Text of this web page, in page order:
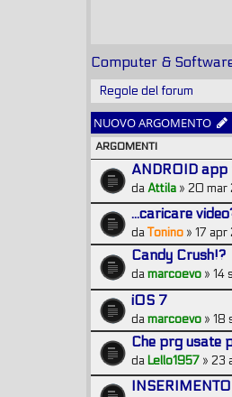
Computer &
Regole del forum
NUOVO ARGOMENTO
ARGOMENTI
ANDROID app
daAttila » 20 mar
...caricare
daTonino » 17
Candy Crush!?
damarcoevo » 14
iOS 7
damarcoevo » 18
Che prg usate
da Lello1957 » 23